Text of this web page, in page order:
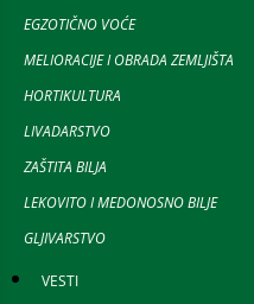
EGZOTIČNO VOĆE
MELIORACIJE I OBRADA ZEMLJIŠTA
HORTIKULTURA
LIVADARSTVO
ZAŠTITA BILJA
LEKOVITO I MEDONOSNO BILJE
GLJIVARSTVO
VESTI